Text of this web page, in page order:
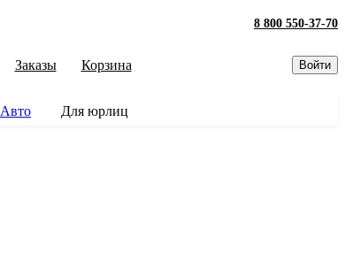
8 800 550-37-70
Заказы Корзина Войти
Авто Для юрлиц